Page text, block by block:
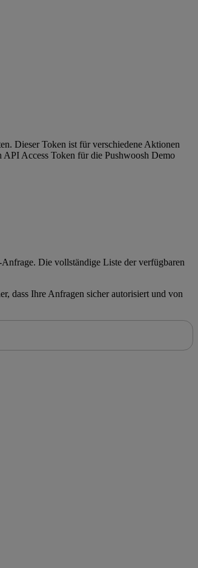
Dieser Token ist für verschiedene Aktionen
Access Token für die Pushwoosh Demo
Die vollständige Liste der verfügbaren
dass Ihre Anfragen sicher autorisiert und von